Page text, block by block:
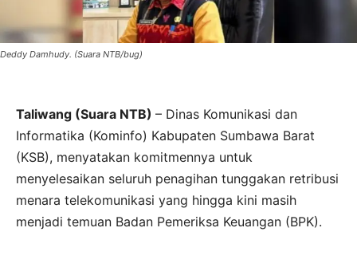
Deddy Damhudy. (Suara NTB/bug)
Taliwang (Suara NTB) – Dinas Komunikasi dan
Informatika (Kominfo) Kabupaten Sumbawa Barat
(KSB), menyatakan komitmennya untuk
menyelesaikan seluruh penagihan tunggakan retribusi
menara telekomunikasi yang hingga kini masih
menjadi temuan Badan Pemeriksa Keuangan (BPK).